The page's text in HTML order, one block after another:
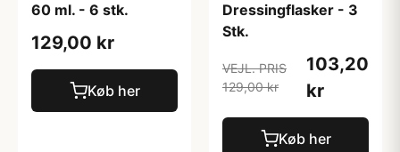
60 ml. - 6 stk.
129,00 kr
Køb her
Dressingflasker - 3
Stk.
VEJL. PRIS
129,00 kr
103,20
kr
Køb her